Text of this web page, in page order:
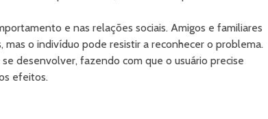
e nas relações sociais. Amigos e familiares
o indivíduo pode resistir a reconhecer o problema.
desenvolver, fazendo com que o usuário precise
efeitos.